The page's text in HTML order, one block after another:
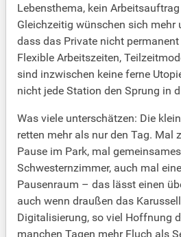
Lebensthema, kein
Gleichzeitig wünschen sich mehr
dass das Private nicht
Flexible Arbeitszeiten,
sind inzwischen keine ferne
nicht jede Station den Sprung in
Was viele unterschätzen: Die
retten mehr als nur den Tag. Mal
Pause im Park, mal
Schwesternzimmer, auch mal
Pausenraum – das lässt einen
auch wenn draußen das
Digitalisierung, so viel Hoffnung
manchen Tagen mehr Fluch als